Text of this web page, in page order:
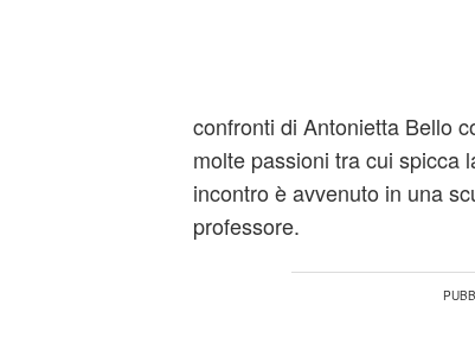
possibile presenza di
ha
confronti di Antonietta Bello
molte passioni tra cui spicca
incontro è avvenuto in una
professore.